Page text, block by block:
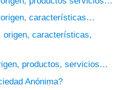
características…
origen, características,
productos, servicios…
Anónima?